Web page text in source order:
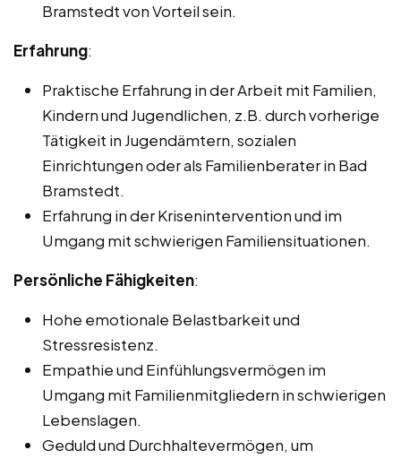
Bramstedt von Vorteil sein.
Erfahrung:
Praktische Erfahrung in der Arbeit mit Familien,
Kindern und Jugendlichen, z.B. durch vorherige
Tätigkeit in Jugendämtern, sozialen
Einrichtungen oder als Familienberater in Bad
Bramstedt.
Erfahrung in der Krisenintervention und im
Umgang mit schwierigen Familiensituationen.
Persönliche Fähigkeiten:
Hohe emotionale Belastbarkeit und
Stressresistenz.
Empathie und Einfühlungsvermögen im
Umgang mit Familienmitgliedern in schwierigen
Lebenslagen.
Geduld und Durchhaltevermögen, um